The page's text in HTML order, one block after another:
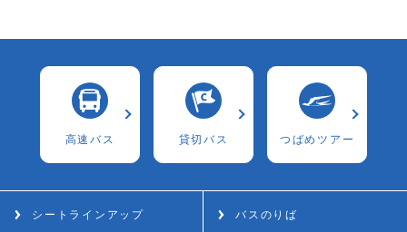
⾼速バス 貸切バス つばめツアー
シートラインアップ バスのりば